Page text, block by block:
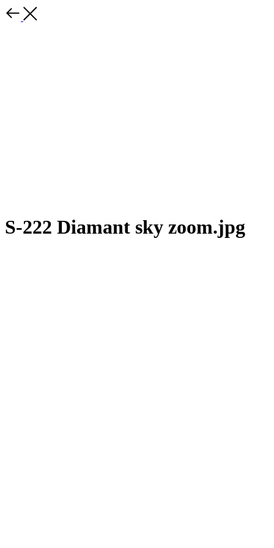
S-222 Diamant sky zoom.jpg